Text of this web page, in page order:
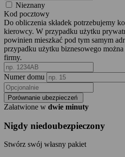
Nieznany
Kod pocztowy
Do obliczenia składek potrzebujemy
kierowcy. W przypadku użytku
powinien mieszkać pod tym samym
przypadku użytku biznesowego
firmy.
Numer domu
Porównanie ubezpieczeń
Załatwione w dwie minuty
Nigdy niedoubezpieczony
Stwórz swój własny pakiet